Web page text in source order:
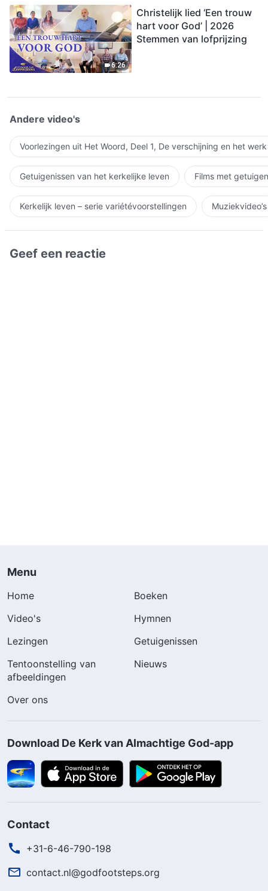
6:26
Christelijk lied ‘Een trouw
hart voor God’ | 2026
Stemmen van lofprijzing
Andere video's
Voorlezingen uit Het Woord, Deel 1, De verschijning en het
Getuigenissen van het kerkelijke leven Films met
Kerkelijk leven – serie variétévoorstellingen Muziekvideo’s
Geef een reactie
Menu
Home
Boeken
Video's
Hymnen
Lezingen
Getuigenissen
Tentoonstelling van
afbeeldingen
Nieuws
Over ons
Download De Kerk van Almachtige God-app
Contact
+31-6-46-790-198
contact.nl@godfootsteps.org